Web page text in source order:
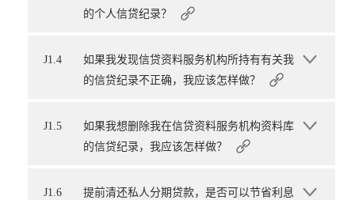
的个人信贷纪录？
J1.4
如果我发现信贷资料服务机构所持有有关我
的信贷纪录不正确，我应该怎样做？
J1.5
如果我想删除我在信贷资料服务机构资料库
的信贷纪录，我应该怎样做？
J1.6
提前清还私人分期贷款，是否可以节省利息